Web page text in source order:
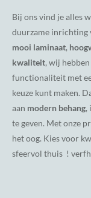
Bij ons vind je alles
duurzame inrichting
mooi laminaat,
kwaliteit, wij
functionaliteit met
keuze kunt maken.
aan modern behang,
te geven. Met onze
het oog. Kies voor
sfeervol thuis !